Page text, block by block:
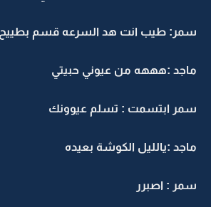
سمر: طيب انت هد السرعه قسم بطييح
ماجد :هههه من عيوني حبيتي
سمر ابتسمت : تسلم عيوونك
ماجد :يالليل الكوشة بعيده
سمر : اصبرر